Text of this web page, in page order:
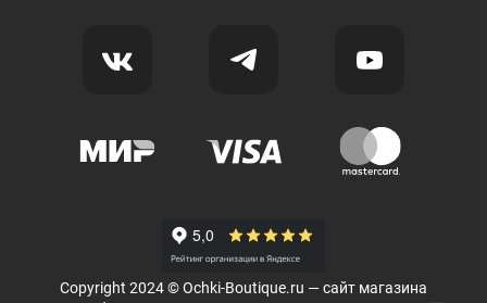
Copyright 2024 © Ochki-Boutique.ru — сайт магазина